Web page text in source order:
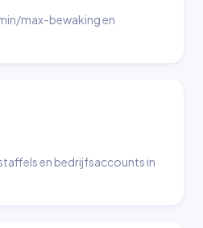
max-bewaking en
en bedrijfsaccounts in